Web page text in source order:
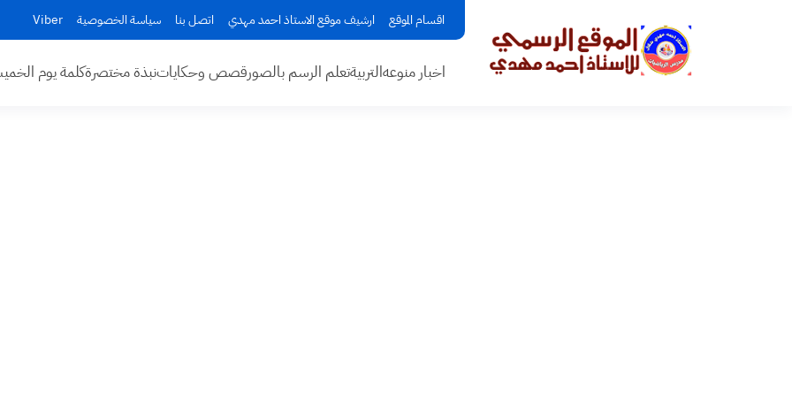
اقسام الموقع ارشيف موقع الاستاذ احمد مهدي اتصل بنا سياسة الخصوصية Viber
اخبار منوعهالتربيةتعلم الرسم بالصورقصص وحكاياتنبذة مختصرةكلمة يوم